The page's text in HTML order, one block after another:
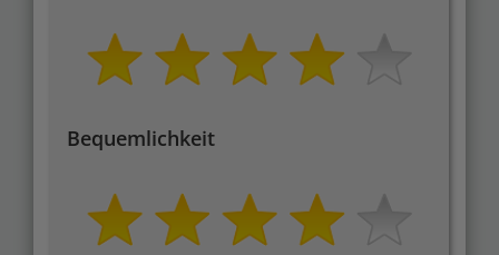
Bequemlichkeit